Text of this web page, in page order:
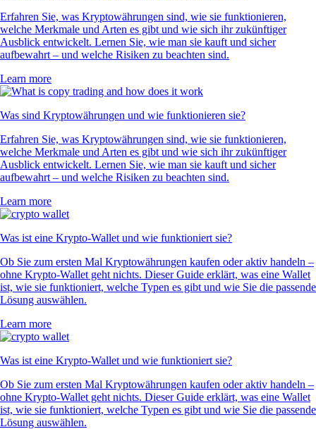
Erfahren Sie, was Kryptowährungen sind, wie sie funktionieren,
welche Merkmale und Arten es gibt und wie sich ihr zukünftiger
Ausblick entwickelt. Lernen Sie, wie man sie kauft und sicher
aufbewahrt – und welche Risiken zu beachten sind.
Learn more
Was sind Kryptowährungen und wie funktionieren sie?
Erfahren Sie, was Kryptowährungen sind, wie sie funktionieren,
welche Merkmale und Arten es gibt und wie sich ihr zukünftiger
Ausblick entwickelt. Lernen Sie, wie man sie kauft und sicher
aufbewahrt – und welche Risiken zu beachten sind.
Learn more
Was ist eine Krypto-Wallet und wie funktioniert sie?
Ob Sie zum ersten Mal Kryptowährungen kaufen oder aktiv handeln –
ohne Krypto-Wallet geht nichts. Dieser Guide erklärt, was eine Wallet
ist, wie sie funktioniert, welche Typen es gibt und wie Sie die passende
Lösung auswählen.
Learn more
Was ist eine Krypto-Wallet und wie funktioniert sie?
Ob Sie zum ersten Mal Kryptowährungen kaufen oder aktiv handeln –
ohne Krypto-Wallet geht nichts. Dieser Guide erklärt, was eine Wallet
ist, wie sie funktioniert, welche Typen es gibt und wie Sie die passende
Lösung auswählen.